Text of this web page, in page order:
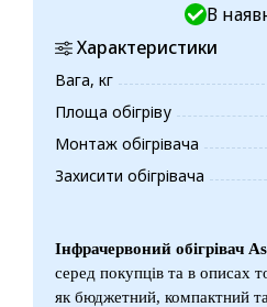
В
Характеристики
Вага, кг
Площа обігріву
Монтаж обігрівача
Захисити обігрівача
Інфрачервоний обігрівач
серед покупців та в описах
як бюджетний, компактний